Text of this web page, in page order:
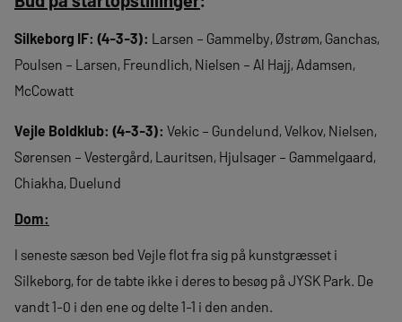
Silkeborg IF: (4-3-3): Larsen – Gammelby, Østrøm, Ganchas,
Poulsen – Larsen, Freundlich, Nielsen – Al Hajj, Adamsen,
McCowatt
Vejle Boldklub: (4-3-3): Vekic – Gundelund, Velkov, Nielsen,
Sørensen – Vestergård, Lauritsen, Hjulsager – Gammelgaard,
Chiakha, Duelund
Dom:
I seneste sæson bed Vejle flot fra sig på kunstgræsset i
Silkeborg, for de tabte ikke i deres to besøg på JYSK Park. De
vandt 1-0 i den ene og delte 1-1 i den anden.